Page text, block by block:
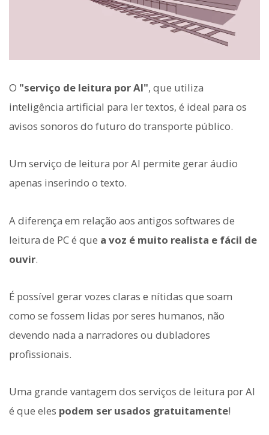
O "serviço de leitura por AI", que utiliza
inteligência artificial para ler textos, é ideal para os
avisos sonoros do futuro do transporte público.
Um serviço de leitura por AI permite gerar áudio
apenas inserindo o texto.
A diferença em relação aos antigos softwares de
leitura de PC é que a voz é muito realista e fácil de
ouvir.
É possível gerar vozes claras e nítidas que soam
como se fossem lidas por seres humanos, não
devendo nada a narradores ou dubladores
profissionais.
Uma grande vantagem dos serviços de leitura por AI
é que eles podem ser usados gratuitamente!